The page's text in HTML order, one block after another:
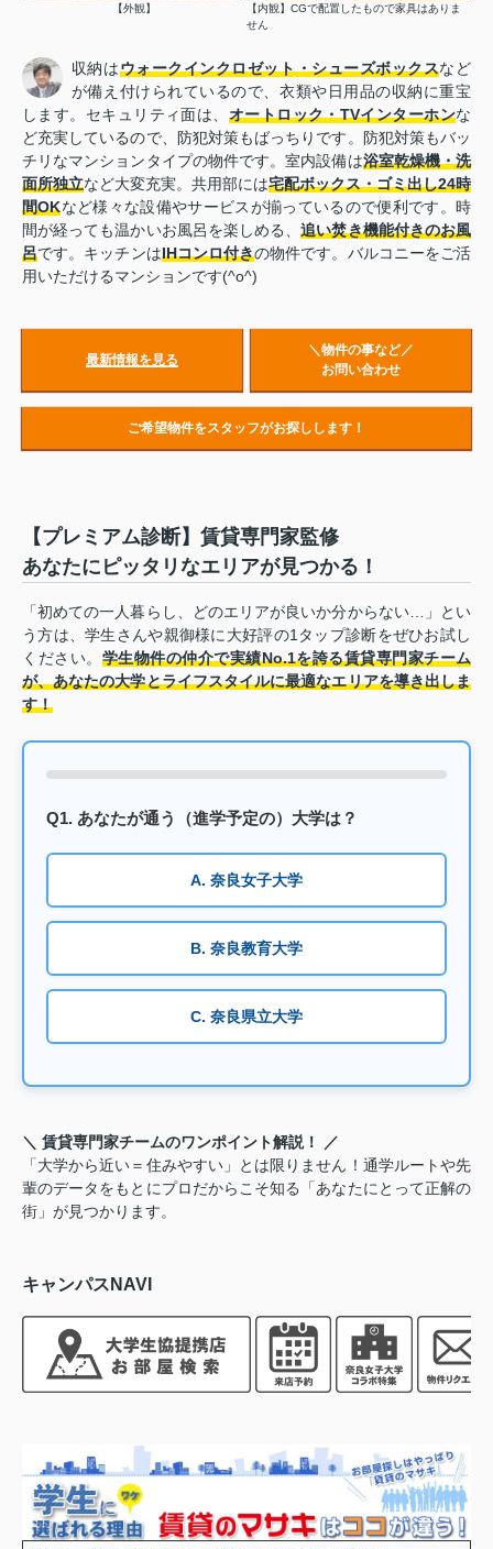
【外観】
【内観】CGで配置したもので家具はありま
せん
収納はウォークインクロゼット・シューズボックスなど
が備え付けられているので、衣類や日用品の収納に重宝
します。セキュリティ面は、 オートロック・TVインターホンな
ど充実しているので、防犯対策もばっちりです。防犯対策もバッ
チリなマンションタイプの物件です。室内設備は浴室乾燥機・洗
面所独立など大変充実。共用部には宅配ボックス・ゴミ出し24時
間OKなど様々な設備やサービスが揃っているので便利です。時
間が経っても温かいお風呂を楽しめる、追い焚き機能付きのお風
呂です。キッチンはIHコンロ付きの物件です。バルコニーをご活
用いただけるマンションです(^o^)
最新情報を見る
＼物件の事など／
お問い合わせ
ご希望物件をスタッフがお探しします！
【プレミアム診断】賃貸専門家監修
あなたにピッタリなエリアが見つかる！
「初めての一人暮らし、どのエリアが良いか分からない…」とい
う方は、学生さんや親御様に大好評の1タップ診断をぜひお試し
ください。 学生物件の仲介で実績No.1を誇る賃貸専門家チーム
が、あなたの大学とライフスタイルに最適なエリアを導き出しま
す！
Q1. あなたが通う（進学予定の）大学は？
A. 奈良女子大学
B. 奈良教育大学
C. 奈良県立大学
＼ 賃貸専門家チームのワンポイント解説！ ／
「大学から近い＝住みやすい」とは限りません！通学ルートや先
輩のデータをもとにプロだからこそ知る「あなたにとって正解の
街」が見つかります。
キャンパスNAVI